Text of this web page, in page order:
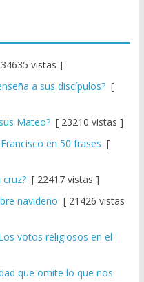
vistas ]
a sus discípulos?[
Mateo?[ 23210 vistas ]
en 50 frases [
[ 22417 vistas ]
navideño [ 21426 vistas
votos religiosos en el
que omite lo que nos